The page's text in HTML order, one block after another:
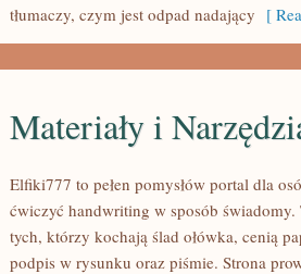
tłumaczy, czym jest odpad nadający [
Materiały i
Elfiki777 to pełen pomysłów portal dla
ćwiczyć handwriting w sposób świadomy.
tych, którzy kochają ślad ołówka, cenią
podpis w rysunku oraz piśmie. Strona